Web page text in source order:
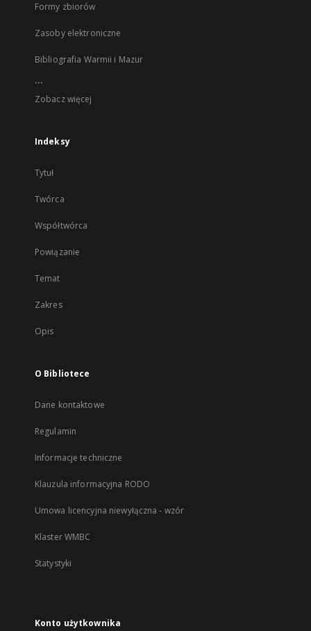
Formy zbiorów
Zasoby elektroniczne
Bibliografia Warmii i Mazur
...
Zobacz więcej
Indeksy
Tytuł
Twórca
Współtwórca
Powiązanie
Temat
Zakres
Opis
O Bibliotece
Dane kontaktowe
Regulamin
Informacje techniczne
Klauzula informacyjna RODO
Umowa licencyjna niewyłączna - wzór
Klaster WMBC
Statystyki
Konto użytkownika